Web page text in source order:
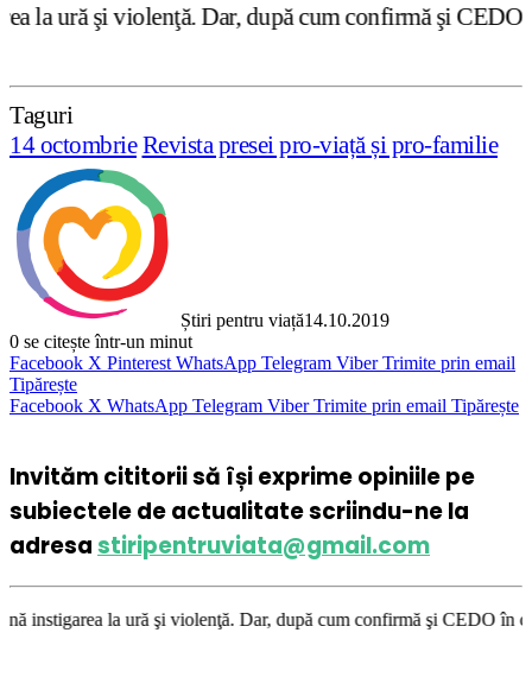
Dar, după cum confirmă şi CEDO în cazul
Taguri
14 octombrie Revista presei pro-viață și pro-familie
Știri pentru viață14.10.2019
0 se citește într-un minut
Facebook X Pinterest WhatsApp Telegram Viber Trimite prin email
Tipărește
Facebook X WhatsApp Telegram Viber Trimite prin email Tipărește
Invităm cititorii să își exprime opiniile pe
subiectele de actualitate scriindu-ne la
adresastiripentruviata@gmail.com
şi violenţă. Dar, după cum confirmă şi CEDO în cazul